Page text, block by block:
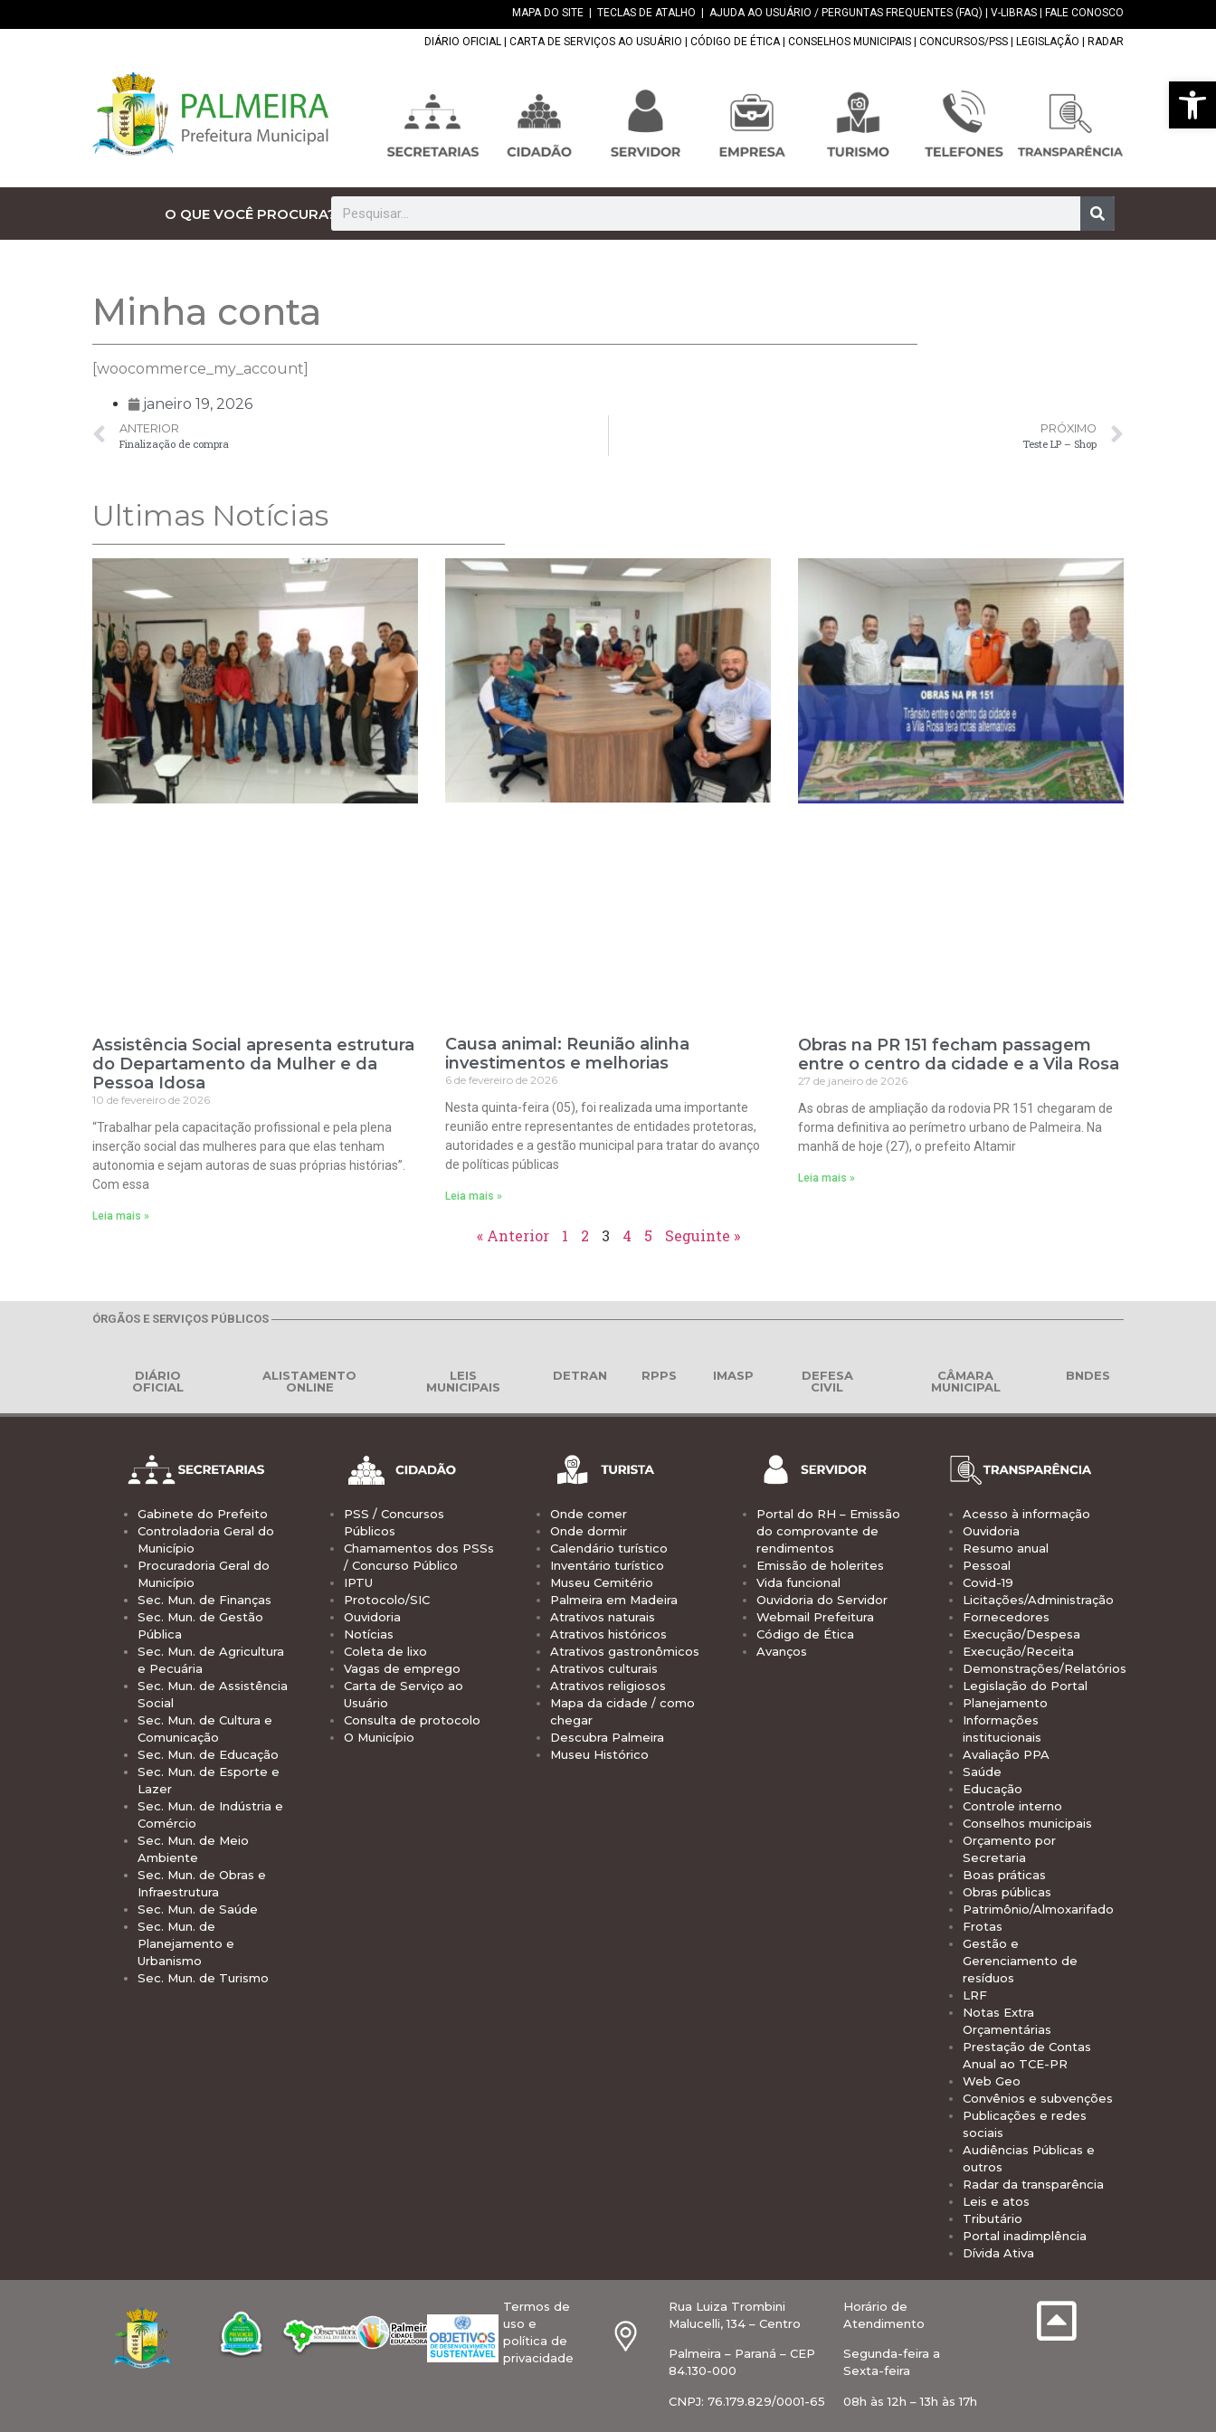
Abrir
MAPA DO SITE TECLAS DE ATALHO AJUDA AO USUÁRIO / PERGUNTAS FREQUENTES (FAQ) V-LIBRAS FALE CONOSCO
DIÁRIO OFICIAL CARTA DE SERVIÇOS AO USUÁRIO CÓDIGO DE ÉTICA| CONSELHOS MUNICIPAIS CONCURSOS/PSS LEGISLAÇÃO RADAR
O QUE VOCÊ PROCURA?
Minha conta
[woocommerce_my_account]
janeiro 19, 2026
ANTERIOR
Finalização de compra
PRÓXIMO
Teste LP – Shop
Ultimas Notícias
Assistência Social apresenta estrutura
do Departamento da Mulher e da
Pessoa Idosa
10 de fevereiro de 2026
“Trabalhar pela capacitação profissional e pela plena
inserção social das mulheres para que elas tenham
autonomia e sejam autoras de suas próprias histórias”.
Com essa
Leia mais »
Causa animal: Reunião alinha
investimentos e melhorias
6 de fevereiro de 2026
Nesta quinta-feira (05), foi realizada uma importante
reunião entre representantes de entidades protetoras,
autoridades e a gestão municipal para tratar do avanço
de políticas públicas
Leia mais »
Obras na PR 151 fecham passagem
entre o centro da cidade e a Vila Rosa
27 de janeiro de 2026
As obras de ampliação da rodovia PR 151 chegaram de
forma definitiva ao perímetro urbano de Palmeira. Na
manhã de hoje (27), o prefeito Altamir
Leia mais »
« Anterior 1 2 3 4 5 Seguinte »
ÓRGÃOS E SERVIÇOS PÚBLICOS
DIÁRIO
OFICIAL
ALISTAMENTO
ONLINE
LEIS
MUNICIPAIS
DETRAN RPPS IMASP
DEFESA
CIVIL
CÂMARA
MUNICIPAL
BNDES
Gabinete do Prefeito
Controladoria Geral do
Município
Procuradoria Geral do
Município
Sec. Mun. de Finanças
Sec. Mun. de Gestão
Pública
Sec. Mun. de Agricultura
e Pecuária
Sec. Mun. de Assistência
Social
Sec. Mun. de Cultura e
Comunicação
Sec. Mun. de Educação
Sec. Mun. de Esporte e
Lazer
Sec. Mun. de Indústria e
Comércio
Sec. Mun. de Meio
Ambiente
Sec. Mun. de Obras e
Infraestrutura
Sec. Mun. de Saúde
Sec. Mun. de
Planejamento e
Urbanismo
Sec. Mun. de Turismo
PSS / Concursos
Públicos
Chamamentos dos PSSs
/ Concurso Público
IPTU
Protocolo/SIC
Ouvidoria
Notícias
Coleta de lixo
Vagas de emprego
Carta de Serviço ao
Usuário
Consulta de protocolo
O Município
Onde comer
Onde dormir
Calendário turístico
Inventário turístico
Museu Cemitério
Palmeira em Madeira
Atrativos naturais
Atrativos históricos
Atrativos gastronômicos
Atrativos culturais
Atrativos religiosos
Mapa da cidade / como
chegar
Descubra Palmeira
Museu Histórico
Portal do RH – Emissão
do comprovante de
rendimentos
Emissão de holerites
Vida funcional
Ouvidoria do Servidor
Webmail Prefeitura
Código de Ética
Avanços
Acesso à informação
Ouvidoria
Resumo anual
Pessoal
Covid-19
Licitações/Administração
Fornecedores
Execução/Despesa
Execução/Receita
Demonstrações/Relatórios
Legislação do Portal
Planejamento
Informações
institucionais
Avaliação PPA
Saúde
Educação
Controle interno
Conselhos municipais
Orçamento por
Secretaria
Boas práticas
Obras públicas
Patrimônio/Almoxarifado
Frotas
Gestão e
Gerenciamento de
resíduos
LRF
Notas Extra
Orçamentárias
Prestação de Contas
Anual ao TCE-PR
Web Geo
Convênios e subvenções
Publicações e redes
sociais
Audiências Públicas e
outros
Radar da transparência
Leis e atos
Tributário
Portal inadimplência
Dívida Ativa
Termos de
uso e
política de
privacidade
Rua Luiza Trombini
Malucelli, 134 – Centro
Palmeira – Paraná – CEP
84.130-000
CNPJ: 76.179.829/0001-65
Horário de
Atendimento
Segunda-feira a
Sexta-feira
08h às 12h – 13h às 17h